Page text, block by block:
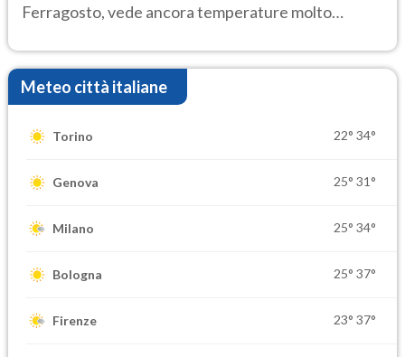
Ferragosto, vede ancora temperature molto
Meteo città italiane
Torino 22° 34°
Genova 25° 31°
Milano 25° 34°
Bologna 25° 37°
Firenze 23° 37°